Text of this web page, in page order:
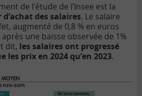
de l’étude de l’Insee est la
des salaires. Le salaire
augmenté de 0,8 % en euros
une baisse observée de 1%
dit, les salaires ont progressé
prix en 2024 qu’en 2023.